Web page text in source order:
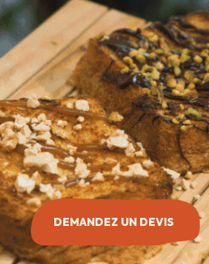
DEMANDEZ UN DEVIS